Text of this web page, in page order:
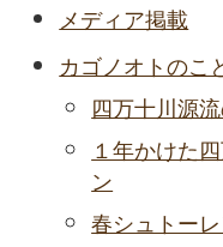
メディア掲載
カゴノオトのこ
四万十川源
１年かけた
ン
春シュトー